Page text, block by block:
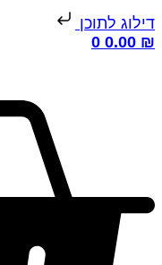
לתוכן
0.00
0